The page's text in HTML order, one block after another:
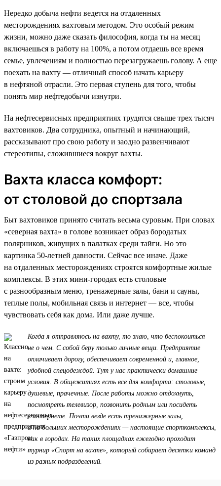
Нередко добыча нефти ведется на отдаленных
месторождениях вахтовым методом. Это особый режим
жизни, можно даже сказать философия, когда ты на месяц
включаешься в работу на 100%, а потом отдаешь все время
семье, увлечениям и полностью перезагружаешь голову. А еще
поехать на вахту — отличный способ начать карьеру
в нефтяной отрасли. Это первая ступень для того, чтобы
понять мир нефтедобычи изнутри.
На нефтесервисных предприятиях трудятся свыше трех тысяч
вахтовиков. Два сотрудника, опытный и начинающий,
рассказывают про свою работу и заодно развенчивают
стереотипы, сложившиеся вокруг вахты.
Вахта класса комфорт:
от столовой до спортзала
Быт вахтовиков принято считать весьма суровым. При словах
«северная вахта» в голове возникает образ бородатых
полярников, живущих в палатках среди тайги. Но это
картинка 50-летней давности. Сейчас все иначе. Даже
на отдаленных месторождениях строятся комфортные жилые
комплексы. В этих мини-городах есть столовые
с разнообразным меню, тренажерные залы, бани и сауны,
теплые полы, мобильная связь и интернет — все, чтобы
чувствовать себя как дома. Или даже лучше.
Когда я отправляюсь на вахту, то знаю, что беспокоиться
не о чем. С собой беру только личные вещи. Предприятие
оплачивает дорогу, обеспечивает современной и, главное,
удобной спецодеждой. Тут у нас практически домашние
условия. В общежитиях есть все для комфорта: столовые,
душевые, прачечные. После работы можно отдохнуть,
посмотреть телевизор, позвонить родным или посидеть
в интернете. Почти везде есть тренажерные залы,
а на больших месторождениях — настоящие спорткомплексы,
как в городах. На таких площадках ежегодно проходит
турнир «Спорт на вахте», который собирает десятки команд
из разных подразделений.